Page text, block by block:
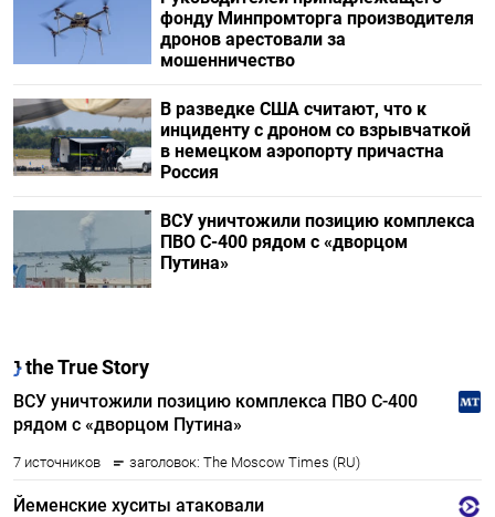
фонду Минпромторга производителя
дронов арестовали за
мошенничество
В разведке США считают, что к
инциденту с дроном со взрывчаткой
в немецком аэропорту причастна
Россия
ВСУ уничтожили позицию комплекса
ПВО С-400 рядом с «дворцом
Путина»